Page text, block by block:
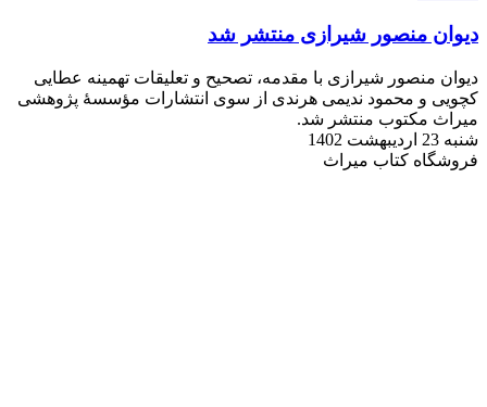
دیوان منصور شیرازی منتشر شد
دیوان منصور شیرازی با مقدمه، تصحیح و تعلیقات تهمینه عطایی
کچویی و محمود ندیمی هرندی از سوی انتشارات مؤسسۀ پژوهشی
میراث مکتوب منتشر شد.
شنبه 23 اردیبهشت 1402
فروشگاه کتاب میراث